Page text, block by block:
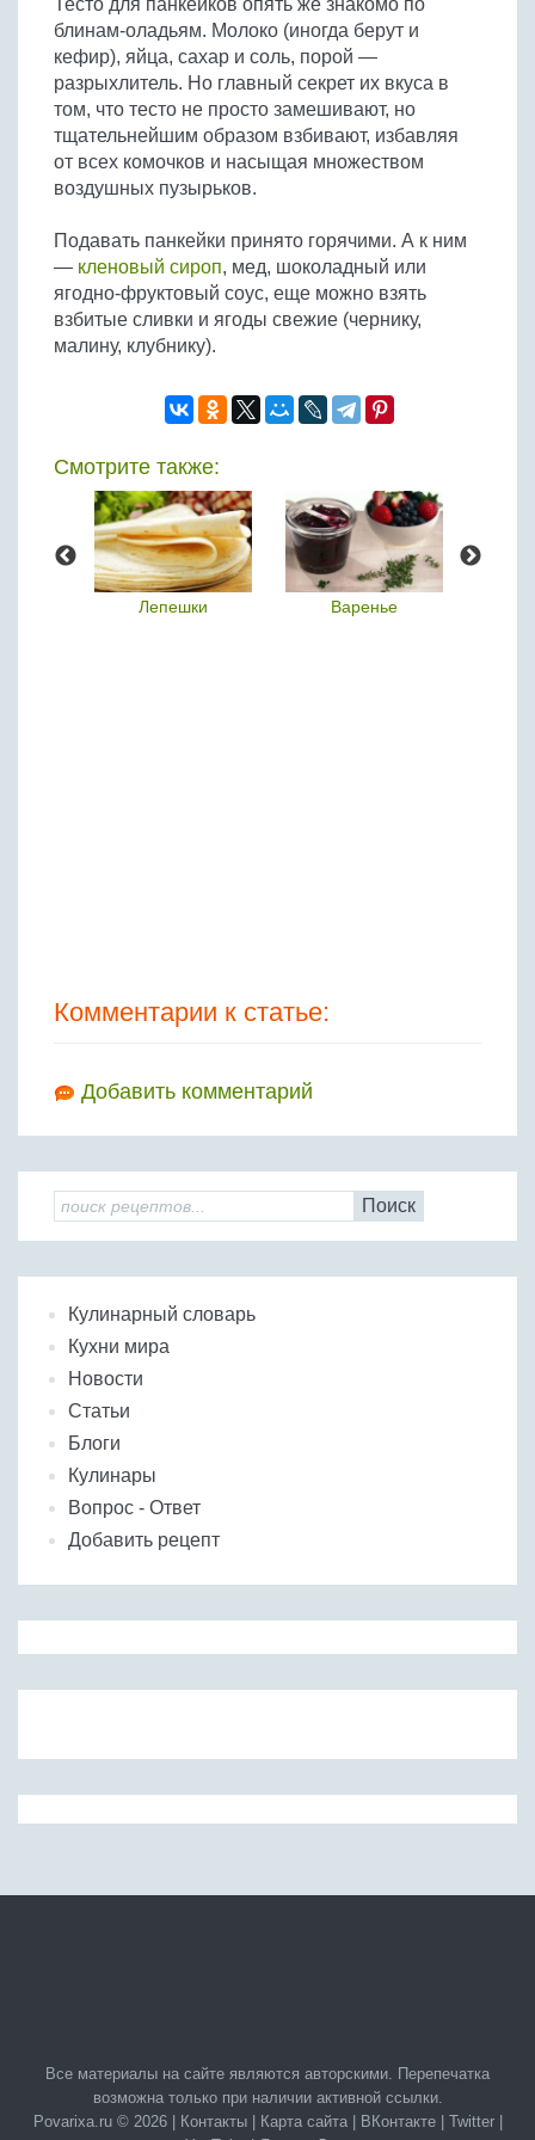
Бобовые
Яйца
Крупы
Тесто для панкейков опять же знакомо по
блинам-оладьям. Молоко (иногда берут и
кефир), яйца, сахар и соль, порой —
разрыхлитель. Но главный секрет их вкуса в
том, что тесто не просто замешивают, но
тщательнейшим образом взбивают, избавляя
от всех комочков и насыщая множеством
воздушных пузырьков.
Подавать панкейки принято горячими. А к ним
— кленовый сироп, мед, шоколадный или
ягодно-фруктовый соус, еще можно взять
взбитые сливки и ягоды свежие (чернику,
малину, клубнику).
Смотрите также:
Лепешки Варенье
Комментарии к статье:
Добавить комментарий
Поиск
Кулинарный словарь
Кухни мира
Новости
Статьи
Блоги
Кулинары
Вопрос - Ответ
Добавить рецепт
Все материалы на сайте являются авторскими. Перепечатка
возможна только при наличии активной ссылки.
Povarixa.ru © 2026 |
Контакты| Карта сайта| ВКонтакте| Twitter|